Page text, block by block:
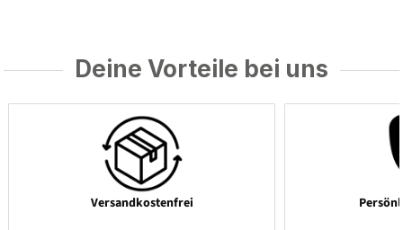
Deine Vorteile bei uns
Versandkostenfrei